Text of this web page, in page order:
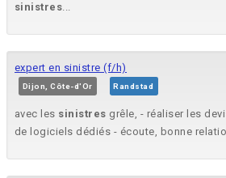
sinistres...
expert en sinistre (f/h)
Dijon, Côte-d'Or Randstad
avec les sinistres grêle, - réaliser les
de logiciels dédiés - écoute, bonne